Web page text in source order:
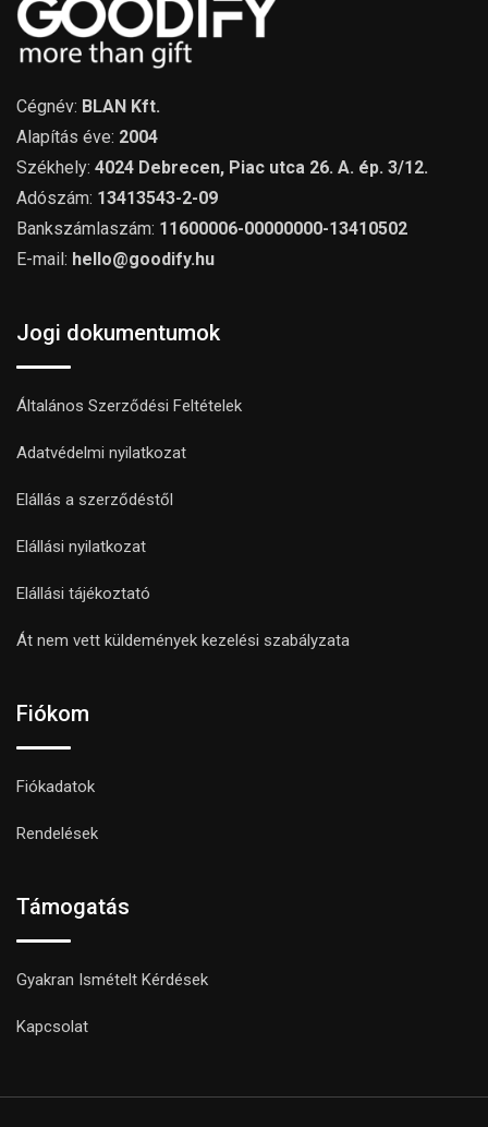
Cégnév: BLAN Kft.
Alapítás éve: 2004
Székhely: 4024 Debrecen, Piac utca 26. A. ép. 3/12.
Adószám: 13413543-2-09
Bankszámlaszám: 11600006-00000000-13410502
E-mail: hello@goodify.hu
Jogi dokumentumok
Általános Szerződési Feltételek
Adatvédelmi nyilatkozat
Elállás a szerződéstől
Elállási nyilatkozat
Elállási tájékoztató
Át nem vett küldemények kezelési szabályzata
Fiókom
Fiókadatok
Rendelések
Támogatás
Gyakran Ismételt Kérdések
Kapcsolat